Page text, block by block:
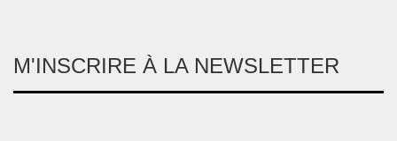
M'INSCRIRE À LA NEWSLETTER